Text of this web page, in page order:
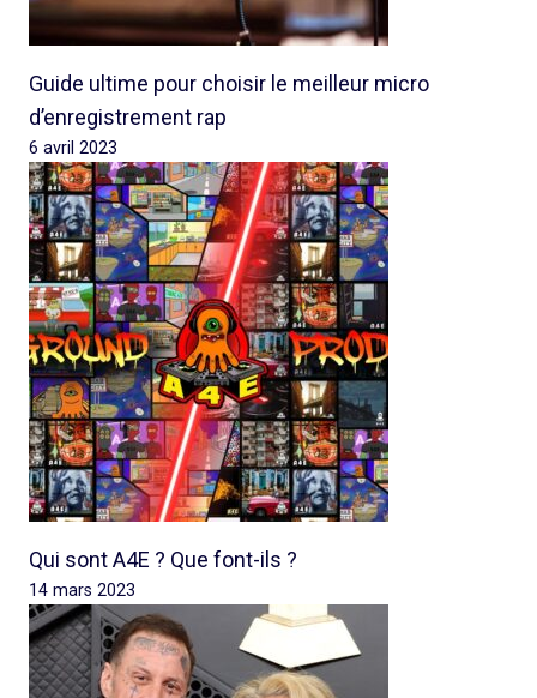
Guide ultime pour choisir le meilleur micro
d’enregistrement rap
6 avril 2023
Qui sont A4E ? Que font-ils ?
14 mars 2023